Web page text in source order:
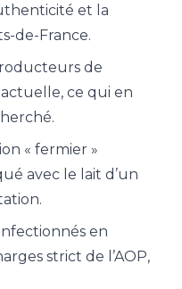
et la
de-France.
de
ce qui en
« fermier »
avec le lait d’un
en
strict de l’AOP,